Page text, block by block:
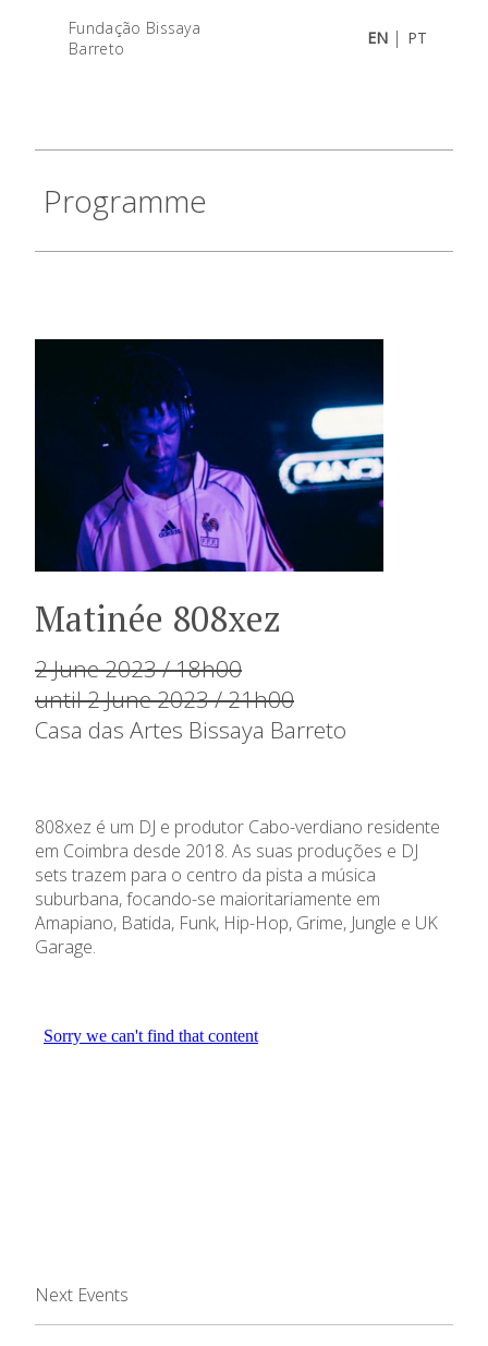
Fundação Bissaya
Barreto
EN | PT
Programme
Matinée 808xez
2 June 2023 / 18h00
until 2 June 2023 / 21h00
Casa das Artes Bissaya Barreto
808xez é um DJ e produtor Cabo-verdiano residente
em Coimbra desde 2018. As suas produções e DJ
sets trazem para o centro da pista a música
suburbana, focando-se maioritariamente em
Amapiano, Batida, Funk, Hip-Hop, Grime, Jungle e UK
Garage.
Next Events